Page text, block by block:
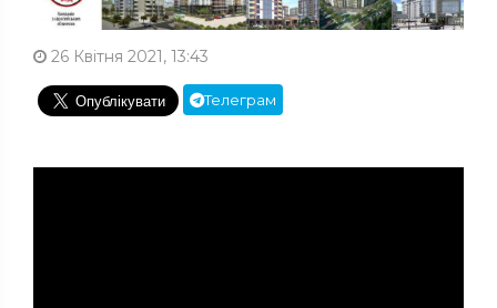
26 Квітня 2021, 13:43
Телеграм